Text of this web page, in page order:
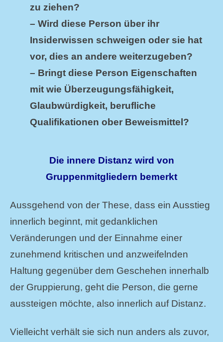
zu ziehen?
– Wird diese Person über ihr
Insiderwissen schweigen oder sie hat
vor, dies an andere weiterzugeben?
– Bringt diese Person Eigenschaften
mit wie Überzeugungsfähigkeit,
Glaubwürdigkeit, berufliche
Qualifikationen ober Beweismittel?
Die innere Distanz wird von
Gruppenmitgliedern bemerkt
Aussgehend von der These, dass ein Ausstieg
innerlich beginnt, mit gedanklichen
Veränderungen und der Einnahme einer
zunehmend kritischen und anzweifelnden
Haltung gegenüber dem Geschehen innerhalb
der Gruppierung, geht die Person, die gerne
aussteigen möchte, also innerlich auf Distanz.
Vielleicht verhält sie sich nun anders als zuvor,